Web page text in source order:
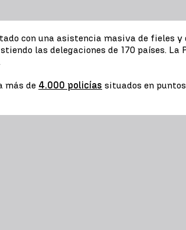
con una asistencia masiva de fieles
las delegaciones de 170 países. La
más de 4.000 policías situados en